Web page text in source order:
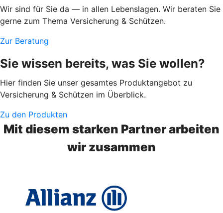
Wir sind für Sie da — in allen Lebenslagen. Wir beraten Sie
gerne zum Thema Versicherung & Schützen.
Zur Beratung
Sie wissen bereits, was Sie wollen?
Hier finden Sie unser gesamtes Produktangebot zu
Versicherung & Schützen im Überblick.
Zu den Produkten
Mit diesem starken Partner arbeiten
wir zusammen